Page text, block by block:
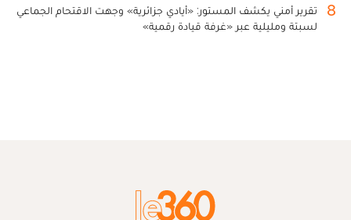
8
تقرير أمني يكشف المستور: «أيادي جزائرية» وجهت الاقتحام الجماعي
لسبتة ومليلية عبر «غرفة قيادة رقمية»